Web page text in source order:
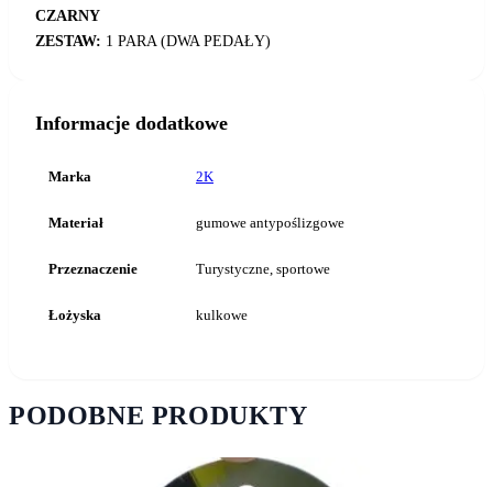
CZARNY
ZESTAW: 1 PARA (DWA PEDAŁY)
Informacje dodatkowe
Marka 2K
Materiał gumowe antypoślizgowe
Przeznaczenie Turystyczne, sportowe
Łożyska kulkowe
PODOBNE PRODUKTY